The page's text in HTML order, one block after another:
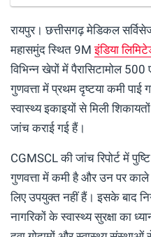
रायपुर। छत्तीसगढ़ मेडिकल
महासमुंद स्थित 9Mइंडिया
विभिन्न खेपों में पैरासिटामोल
गुणवत्ता में प्रथम दृष्टया कमी
स्वास्थ्य इकाइयों से मिली
जांच कराई गई हैं।
CGMSCL की जांच रिपोर्ट में
गुणवत्ता में कमी है और उन पर
लिए उपयुक्त नहीं हैं। इसके बाद
नागरिकों के स्वास्थ्य सुरक्षा का